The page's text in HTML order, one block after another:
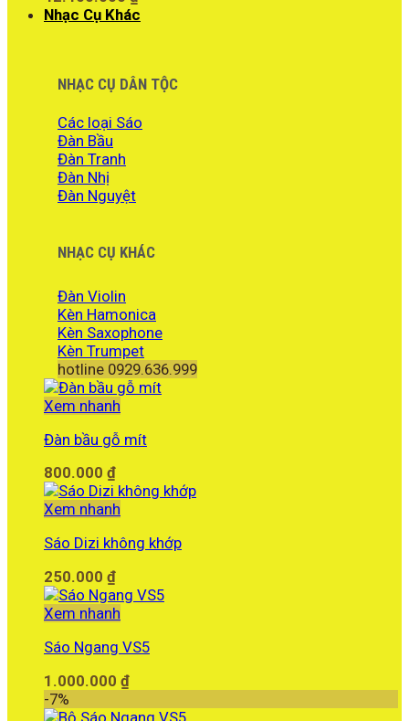
Nhạc Cụ Khác
NHẠC CỤ DÂN TỘC
Các loại Sáo
Đàn Bầu
Đàn Tranh
Đàn Nhị
Đàn Nguyệt
NHẠC CỤ KHÁC
Đàn Violin
Kèn Hamonica
Kèn Saxophone
Kèn Trumpet
hotline 0929.636.999
Xem nhanh
Đàn bầu gỗ mít
800.000 ₫
Xem nhanh
Sáo Dizi không khớp
250.000 ₫
Xem nhanh
Sáo Ngang VS5
1.000.000 ₫
-7%